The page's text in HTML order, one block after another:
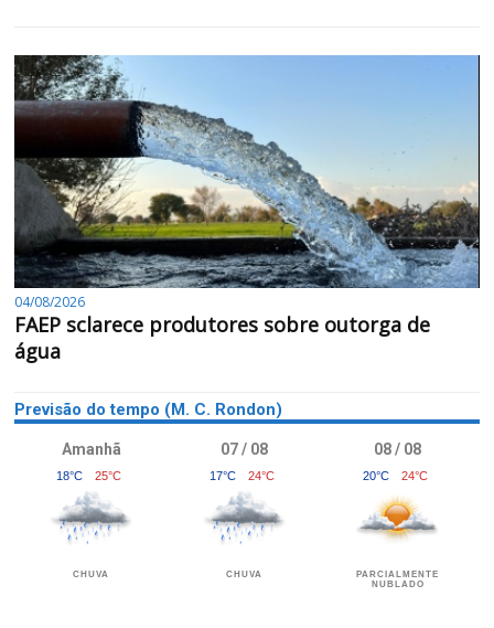
04/08/2026
FAEP sclarece produtores sobre outorga de
água
Previsão do tempo (M. C. Rondon)
Amanhã
18°C 25°C
CHUVA
07 / 08
17°C 24°C
CHUVA
08 / 08
20°C 24°C
PARCIALMENTE
NUBLADO